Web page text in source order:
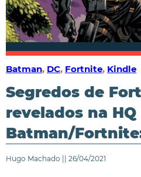
Batman, DC, Fortnite, Kindle
Segredos de
revelados na HQ
Batman/
Hugo Machado || 26/04/2021